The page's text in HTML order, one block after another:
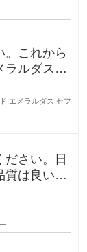
。これから
ラルダスや
エメラルダス セフ
ださい。日
質は良いで